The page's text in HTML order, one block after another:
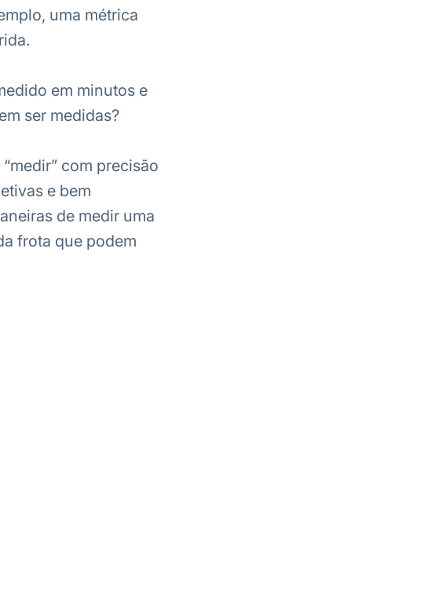
uma métrica
em minutos e
ser medidas?
com precisão
e bem
de medir uma
frota que podem